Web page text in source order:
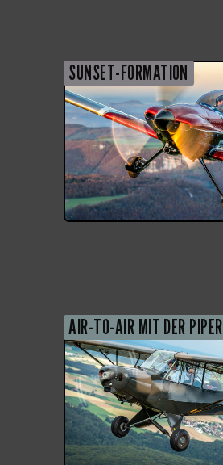
SUNSET-FORMATION
AIR-TO-AIR MIT DER PIPER